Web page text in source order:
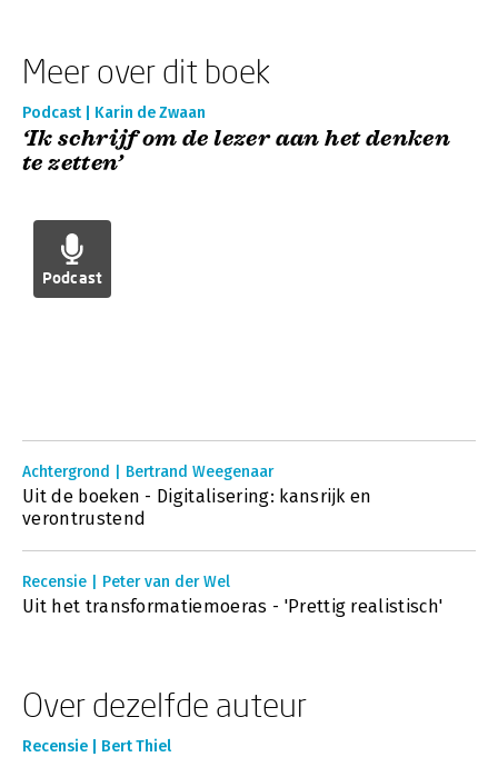
Meer over dit boek
Podcast | Karin de Zwaan
‘Ik schrijf om de lezer aan het denken
te zetten’
Podcast
Achtergrond | Bertrand Weegenaar
Uit de boeken - Digitalisering: kansrijk en
verontrustend
Recensie | Peter van der Wel
Uit het transformatiemoeras - 'Prettig realistisch'
Over dezelfde auteur
Recensie | Bert Thiel